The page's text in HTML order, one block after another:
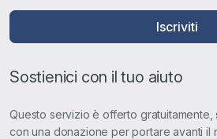
Iscriviti
Sostienici con il tuo aiuto
Questo servizio è offerto gratuitamente,
con una donazione per portare avanti il